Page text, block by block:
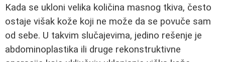
Kada se ukloni velika količina masnog tkiva, često
ostaje višak kože koji ne može da se povuče sam
od sebe. U takvim slučajevima, jedino rešenje je
abdominoplastika ili druge rekonstruktivne